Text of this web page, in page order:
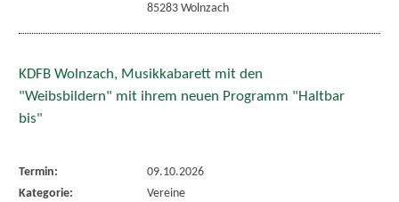
85283 Wolnzach
KDFB Wolnzach, Musikkabarett mit den
"Weibsbildern" mit ihrem neuen Programm "Haltbar
bis"
Termin:
09.10.2026
Kategorie:
Vereine